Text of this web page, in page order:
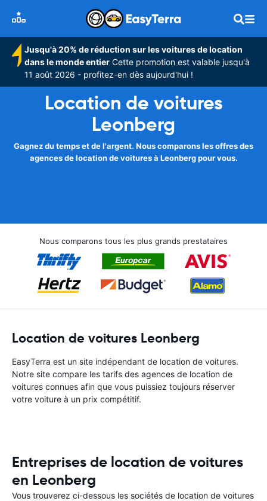
Jusqu'à 20% de réduction sur les voitures de location
dans le monde entier Cette promotion est valable jusqu'à
11 août 2026 - profitez-en dès aujourd'hui !
Location de voitures
Leonberg
Gagnez du temps et de l'argent. Nous comparons les offres des
agences de location de voitures à Leonberg pour vous.
Nous comparons tous les plus grands prestataires
Location de voitures Leonberg
EasyTerra est un site indépendant de location de voitures.
Notre site compare les tarifs des agences de location de
voitures connues afin que vous puissiez toujours réserver
votre voiture à un prix compétitif.
Entreprises de location de voitures
en Leonberg
Vous trouverez ci-dessous les sociétés de location de voitures